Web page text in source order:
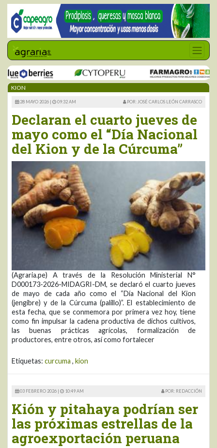
KION
28 MAYO 2026 | 09:32 AM POR: JOSÉ CARLOS LEÓN CARRASCO
Declaran el cuarto jueves de
mayo como el “Día Nacional
del Kion y de la Cúrcuma”
(Agraria.pe) A través de la Resolución Ministerial N°
D000173-2026-MIDAGRI-DM, se declaró el cuarto jueves
de mayo de cada año como el “Día Nacional del Kion
(jengibre) y de la Cúrcuma (palillo)”. El establecimiento de
esta fecha, que se conmemora por primera vez hoy, tiene
como fin impulsar la cadena productiva de dichos cultivos,
las buenas prácticas agrícolas, formalización de
productores, entre otros, así como fortalecer
Etiquetas: curcuma , kion
03 FEBRERO 2026 | 10:49 AM POR: REDACCIÓN
Kión y pitahaya podrían ser
las próximas estrellas de la
agroexportación peruana